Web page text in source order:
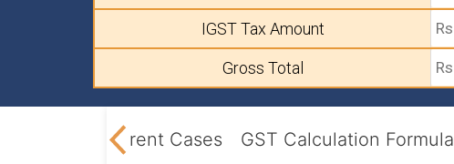
IGST Tax Amount
Gross Total
Different Cases GST Calculation Formula